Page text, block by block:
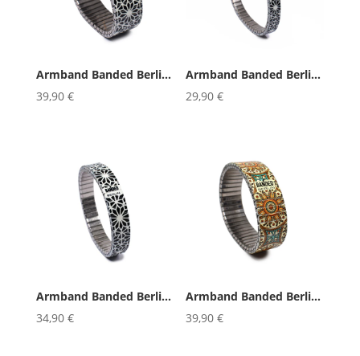
Armband Banded Berlin A Man Call...
39,90 €
Armband Banded Berlin A Man Call...
29,90€
Armband Banded Berlin A Man Call...
34,90 €
Armband Banded Berlin AZULEJO &#...
39,90€